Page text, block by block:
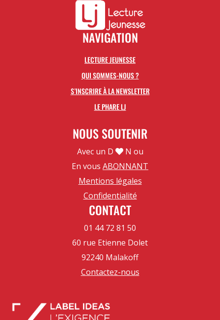
NAVIGATION
LECTURE JEUNESSE
QUI SOMMES-NOUS ?
S’INSCRIRE À LA NEWSLETTER
LE PHARE LJ
NOUS SOUTENIR
Avec un D
N ou
En vous ABONNANT
Mentions légales
Confidentialité
CONTACT
01 44 72 81 50
60 rue Etienne Dolet
92240 Malakoff
Contactez-nous